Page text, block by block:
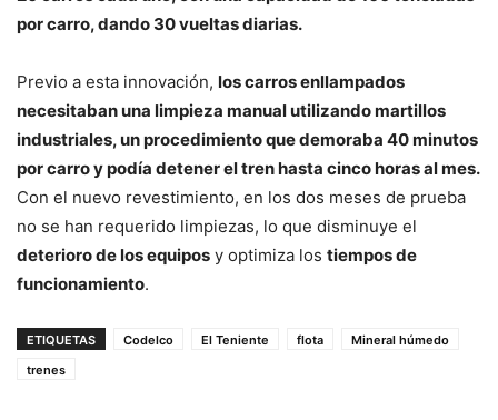
por carro, dando 30 vueltas diarias.
Previo a esta innovación, los carros enllampados
necesitaban una limpieza manual utilizando martillos
industriales, un procedimiento que demoraba 40 minutos
por carro y podía detener el tren hasta cinco horas al mes.
Con el nuevo revestimiento, en los dos meses de prueba
no se han requerido limpiezas, lo que disminuye el
deterioro de los equipos y optimiza los tiempos de
funcionamiento.
ETIQUETAS Codelco El Teniente flota
Mineral húmedo
trenes